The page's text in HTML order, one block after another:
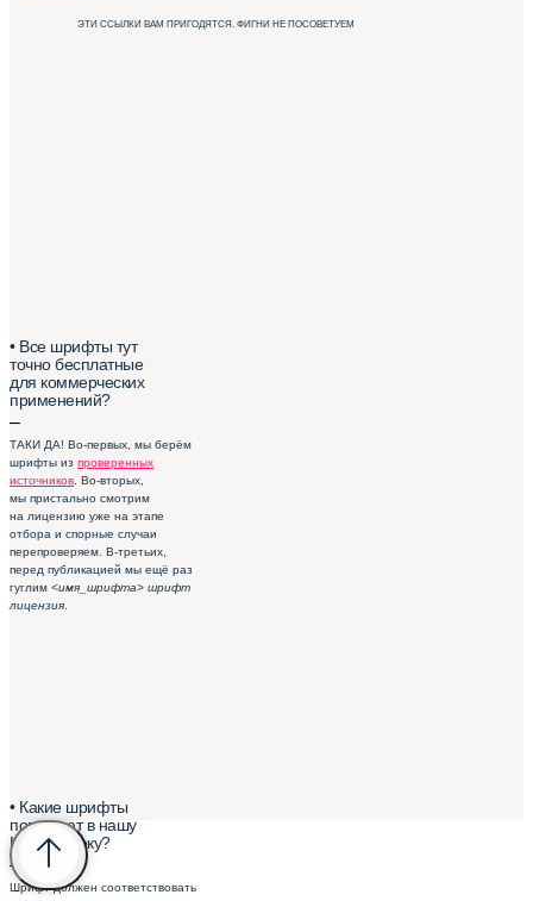
• Все шрифты тут
точно бесплатные
для коммерческих
применений?
–
ТАКИ ДА! Во-первых, мы берём
шрифты из проверенных
источников . Во-вторых,
мы пристально смотрим
на лицензию уже на этапе
отбора и спорные случаи
перепроверяем. В-третьих,
перед публикацией мы ещё раз
гуглим <имя_шрифта> шрифт
лицензия
• Какие шрифты
попадают в нашу
Шрифтотеку?
–
Шрифт должен соответствовать
ЭТИ ССЫЛКИ ВАМ ПРИГОДЯТСЯ. ФИГНИ НЕ ПОСОВЕТУЕМ